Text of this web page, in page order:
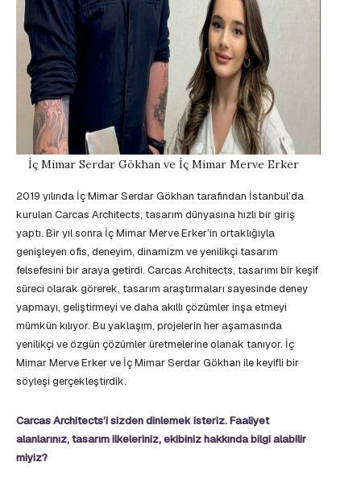
İç Mimar Serdar Gökhan ve İç Mimar Merve Erker
2019 yılında İç Mimar Serdar Gökhan tarafından İstanbul’da
kurulan Carcas Architects, tasarım dünyasına hızlı bir giriş
yaptı. Bir yıl sonra İç Mimar Merve Erker’in ortaklığıyla
genişleyen ofis, deneyim, dinamizm ve yenilikçi tasarım
felsefesini bir araya getirdi. Carcas Architects, tasarımı bir keşif
süreci olarak görerek, tasarım araştırmaları sayesinde deney
yapmayı, geliştirmeyi ve daha akıllı çözümler inşa etmeyi
mümkün kılıyor. Bu yaklaşım, projelerin her aşamasında
yenilikçi ve özgün çözümler üretmelerine olanak tanıyor. İç
Mimar Merve Erker ve İç Mimar Serdar Gökhan ile keyifli bir
söyleşi gerçekleştirdik.
Carcas Architects’i sizden dinlemek isteriz. Faaliyet
alanlarınız, tasarım ilkeleriniz, ekibiniz hakkında bilgi alabilir
miyiz?